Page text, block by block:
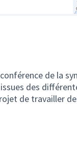
de la
des
de travailler